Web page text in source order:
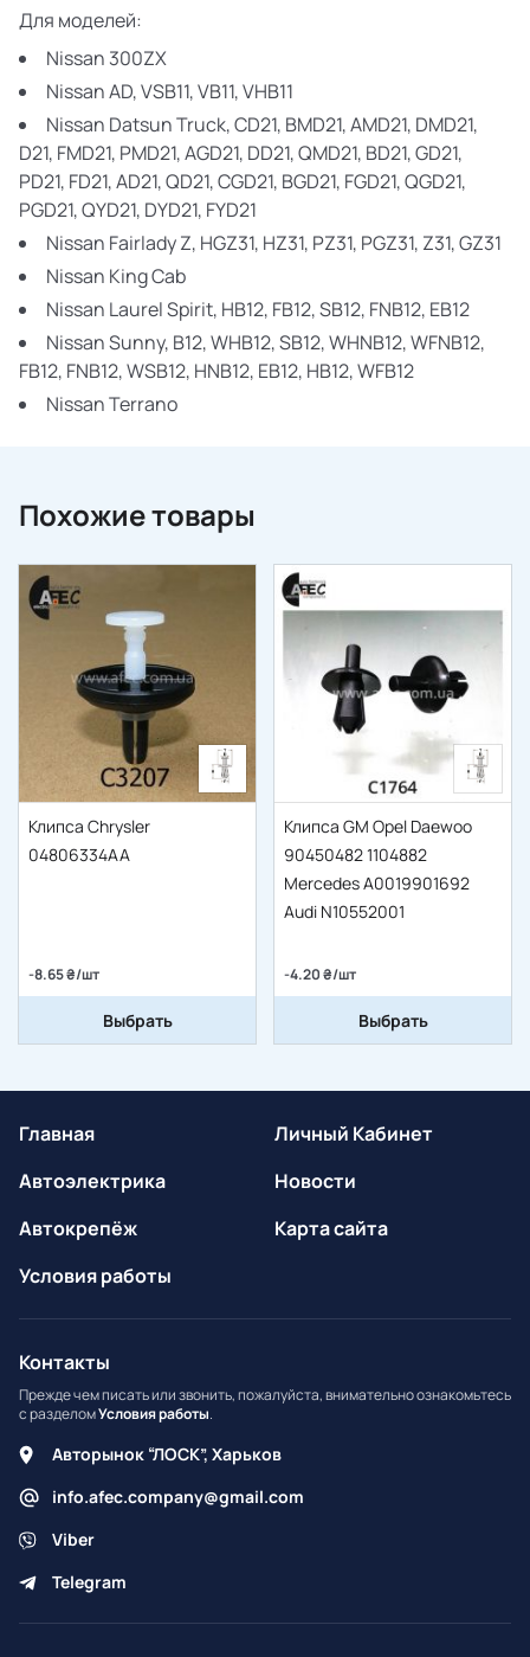
Для моделей:
Nissan 300ZX
Nissan AD,VSB11, VB11, VHB11
Nissan Datsun Truck,CD21, BMD21, AMD21, DMD21,
D21, FMD21, PMD21, AGD21, DD21, QMD21, BD21, GD21,
PD21, FD21, AD21, QD21, CGD21, BGD21, FGD21, QGD21,
PGD21, QYD21, DYD21, FYD21
Nissan Fairlady Z, HGZ31, HZ31, PZ31, PGZ31, Z31, GZ31
Nissan King Cab
Nissan Laurel Spirit, HB12, FB12, SB12, FNB12, EB12
Nissan Sunny, B12, WHB12, SB12, WHNB12, WFNB12,
FB12, FNB12, WSB12, HNB12, EB12, HB12, WFB12
Nissan Terrano
Похожие товары
Клипса Chrysler
04806334AA
-8.65 ₴/шт
Выбрать
Клипса GM Opel Daewoo
90450482 1104882
Mercedes A0019901692
Audi N10552001
-4.20 ₴/шт
Выбрать
Главная
Автоэлектрика
Автокрепёж
Условия работы
Личный Кабинет
Новости
Карта сайта
Контакты
Прежде чем писать или звонить, пожалуйста, внимательно ознакомьтесь
с разделомУсловия работы.
Авторынок “ЛОСК”, Харьков
info.afec.company@gmail.com
Viber
Telegram